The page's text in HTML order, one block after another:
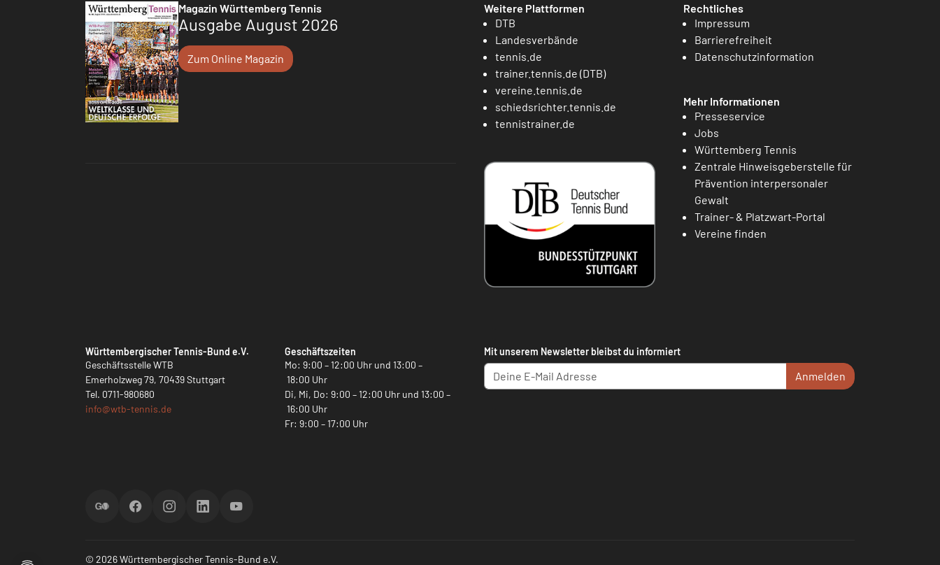
Magazin Württemberg Tennis
Ausgabe August 2026
Zum Online Magazin
Weitere Plattformen
DTB
Landesverbände
tennis.de
trainer.tennis.de (DTB)
vereine.tennis.de
schiedsrichter.tennis.de
tennistrainer.de
Rechtliches
Impressum
Barrierefreiheit
Datenschutzinformation
Mehr Informationen
Presseservice
Jobs
Württemberg Tennis
Zentrale Hinweisgeberstelle für
Prävention interpersonaler
Gewalt
Trainer- & Platzwart-Portal
Vereine finden
Württembergischer Tennis-Bund e.V.
Geschäftsstelle WTB
Emerholzweg 79, 70439 Stuttgart
Tel. 0711-980680
info@wtb-tennis.de
Geschäftszeiten
Mo: 9:00 – 12:00 Uhr und 13:00 –
18:00 Uhr
Di, Mi, Do: 9:00 – 12:00 Uhr und 13:00 –
16:00 Uhr
Fr: 9:00 – 17:00 Uhr
Mit unserem Newsletter bleibst du informiert
Anmelden
ScoreGOFacebookInstagramLinkedInYouTube
© 2026 Württembergischer Tennis-Bund e.V.